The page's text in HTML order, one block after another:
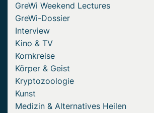
GreWi Weekend Lectures
GreWi-Dossier
Interview
Kino & TV
Kornkreise
Körper & Geist
Kryptozoologie
Kunst
Medizin & Alternatives Heilen